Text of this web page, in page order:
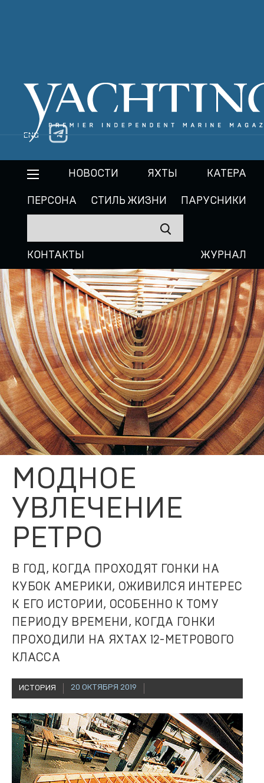
ENG
НОВОСТИ ЯХТЫ КАТЕРА
ПЕРСОНА СТИЛЬ ЖИЗНИ ПАРУСНИКИ
КОНТАКТЫ ЖУРНАЛ
МОДНОЕ
УВЛЕЧЕНИЕ
РЕТРО
В ГОД, КОГДА ПРОХОДЯТ ГОНКИ НА
КУБОК АМЕРИКИ, ОЖИВИЛСЯ ИНТЕРЕС
К ЕГО ИСТОРИИ, ОСОБЕННО К ТОМУ
ПЕРИОДУ ВРЕМЕНИ, КОГДА ГОНКИ
ПРОХОДИЛИ НА ЯХТАХ 12-МЕТРОВОГО
КЛАССА
ИСТОРИЯ 20 ОКТЯБРЯ 2019